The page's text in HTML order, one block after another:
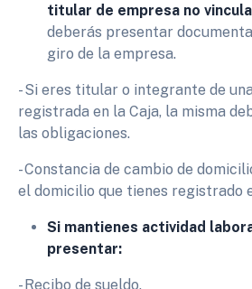
titular de empresa no
deberás presentar
giro de la empresa.
- Si eres titular o integrante de
registrada en la Caja, la misma
las obligaciones.
- Constancia de cambio de
el domicilio que tienes registrado
Si mantienes actividad
presentar:
- Recibo de sueldo.